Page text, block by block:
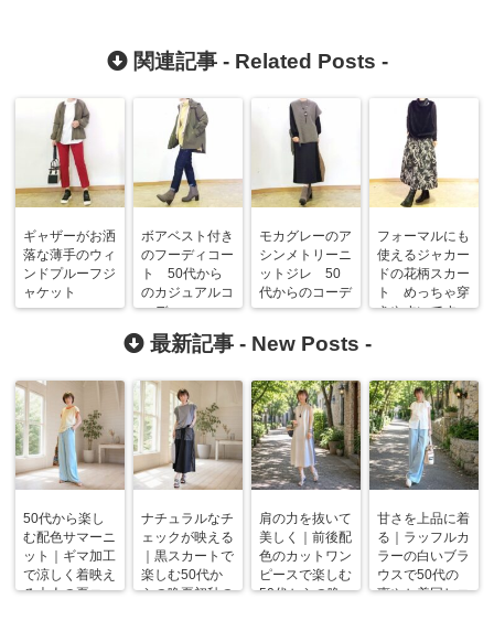
関連記事 - Related Posts -
ギャザーがお洒
落な薄手のウィ
ンドプルーフジ
ャケット
ボアベスト付き
のフーディコー
ト 50代から
のカジュアルコ
ーデ
モカグレーのア
シンメトリーニ
ットジレ 50
代からのコーデ
フォーマルにも
使えるジャカー
ドの花柄スカー
ト めっちゃ穿
きやすいです
最新記事 - New Posts -
50代から楽し
む配色サマーニ
ット｜ギマ加工
で涼しく着映え
る大人の夏コー
ナチュラルなチ
ェックが映える
｜黒スカートで
楽しむ50代か
らの晩夏初秋の
肩の力を抜いて
美しく｜前後配
色のカットワン
ピースで楽しむ
50代からの晩
甘さを上品に着
る｜ラッフルカ
ラーの白いブラ
ウスで50代の
爽やか着回しコ